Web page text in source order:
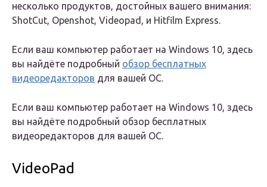
несколько продуктов, достойных вашего внимания:
ShotCut, Openshot, Videopad, и Hitfilm Express.
Если ваш компьютер работает на Windows 10, здесь
вы найдёте подробный обзор бесплатных
видеоредакторов для вашей ОС.
Если ваш компьютер работает на Windows 10, здесь
вы найдёте подробный обзор бесплатных
видеоредакторов для вашей ОС.
VideoPad